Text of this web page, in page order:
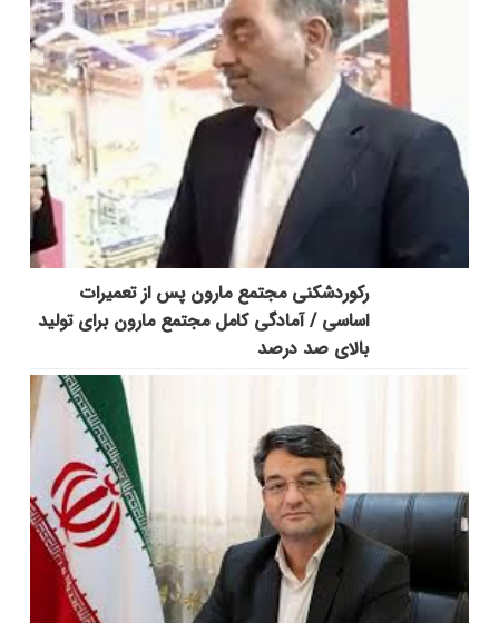
رکوردشکنی مجتمع مارون پس از تعمیرات
اساسی / آمادگی کامل مجتمع مارون برای تولید
بالای صد درصد